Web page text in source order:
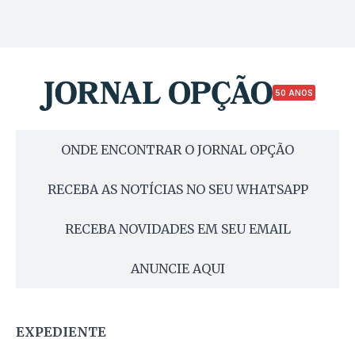
50 ANOS
ONDE ENCONTRAR O JORNAL OPÇÃO
RECEBA AS NOTÍCIAS NO SEU WHATSAPP
RECEBA NOVIDADES EM SEU EMAIL
ANUNCIE AQUI
EXPEDIENTE